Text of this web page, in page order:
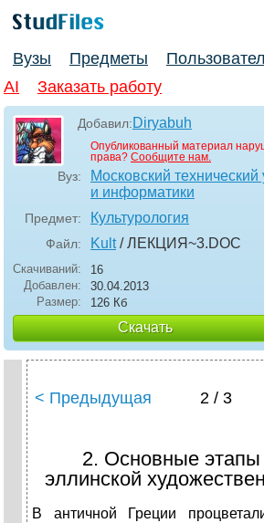
Вузы Предметы
AI
Заказать работу
Добавил:Diryabuh
Опубликованный материал
права? Сообщите нам.
Вуз:
Московский технический
и информатики
Предмет: Культурология
Файл: Kult/ ЛЕКЦИЯ~3.DOC
Скачиваний:
16
Добавлен:
30.04.2013
Размер:
126 Кб
Скачать
< Предыдущая 2 / 3
2. Основные этапы
эллинской
В античной Греции